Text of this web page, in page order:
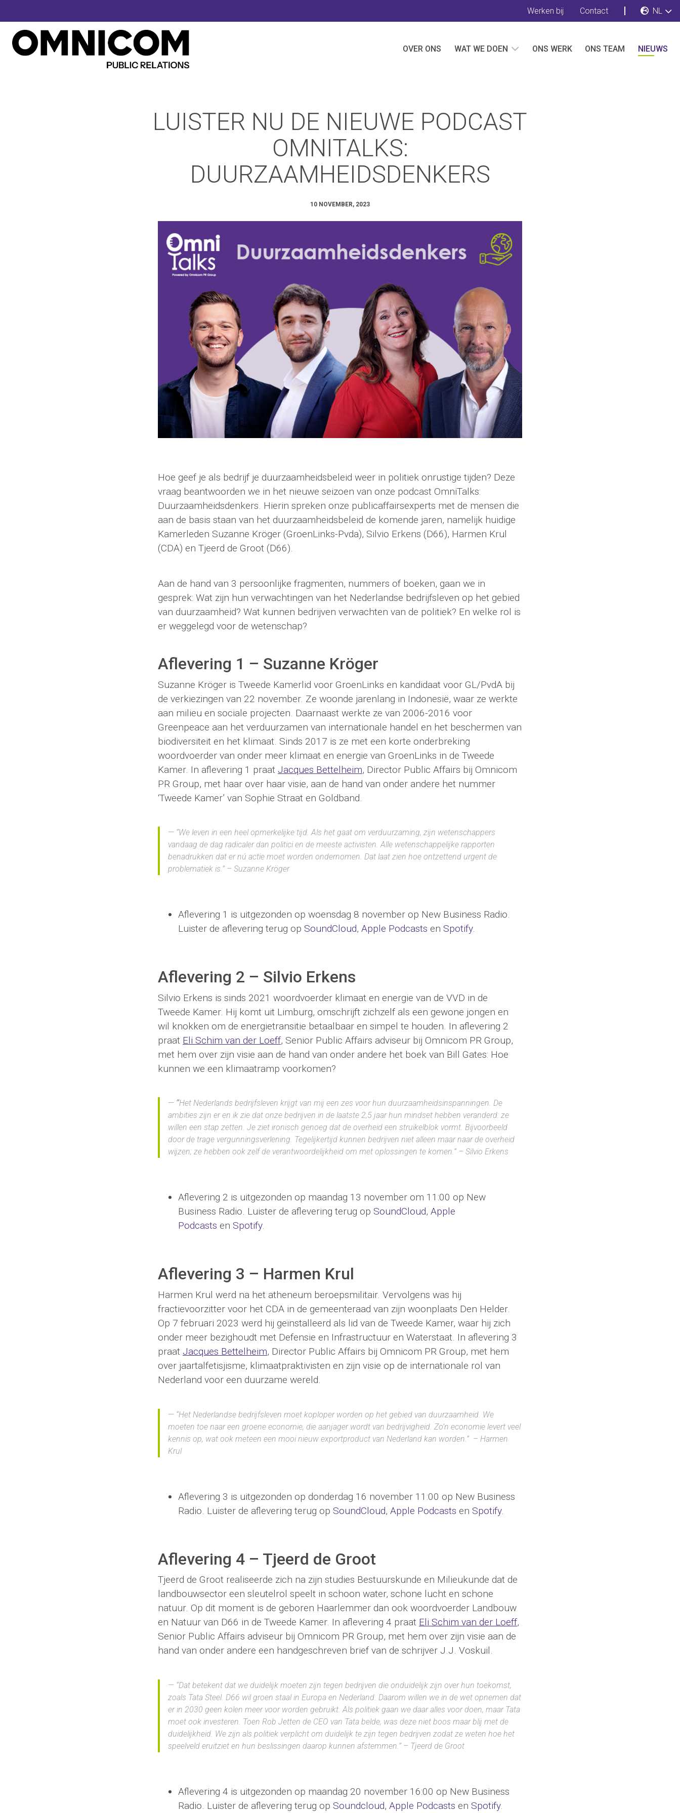
Werken bij Contact NL
OVER ONS WAT WE DOEN ONS WERK ONS TEAM NIEUWS
LUISTER NU DE NIEUWE PODCAST
OMNITALKS:
DUURZAAMHEIDSDENKERS
10 NOVEMBER, 2023
Hoe geef je als bedrijf je duurzaamheidsbeleid weer in politiek onrustige tijden? Deze
vraag beantwoorden we in het nieuwe seizoen van onze podcast OmniTalks:
Duurzaamheidsdenkers. Hierin spreken onze publicaffairsexperts met de mensen die
aan de basis staan van het duurzaamheidsbeleid de komende jaren, namelijk huidige
Kamerleden Suzanne Kröger (GroenLinks-Pvda), Silvio Erkens (D66), Harmen Krul
(CDA) en Tjeerd de Groot (D66).
Aan de hand van 3 persoonlijke fragmenten, nummers of boeken, gaan we in
gesprek: Wat zijn hun verwachtingen van het Nederlandse bedrijfsleven op het gebied
van duurzaamheid? Wat kunnen bedrijven verwachten van de politiek? En welke rol is
er weggelegd voor de wetenschap?
Aflevering 1 – Suzanne Kröger
Suzanne Kröger is Tweede Kamerlid voor GroenLinks en kandidaat voor GL/PvdA bij
de verkiezingen van 22 november. Ze woonde jarenlang in Indonesië, waar ze werkte
aan milieu en sociale projecten. Daarnaast werkte ze van 2006-2016 voor
Greenpeace aan het verduurzamen van internationale handel en het beschermen van
biodiversiteit en het klimaat. Sinds 2017 is ze met een korte onderbreking
woordvoerder van onder meer klimaat en energie van GroenLinks in de Tweede
Kamer. In aflevering 1 praat Jacques Bettelheim, Director Public Affairs bij Omnicom
PR Group, met haar over haar visie, aan de hand van onder andere het nummer
‘Tweede Kamer’ van Sophie Straat en Goldband.
“We leven in een heel opmerkelijke tijd. Als het gaat om verduurzaming, zijn wetenschappers
vandaag de dag radicaler dan politici en de meeste activisten. Alle wetenschappelijke rapporten
benadrukken dat er nú actie moet worden ondernomen. Dat laat zien hoe ontzettend urgent de
problematiek is.” – Suzanne Kröger
Aflevering 1 is uitgezonden op woensdag 8 november op New Business Radio.
Luister de aflevering terug op SoundCloud, Apple Podcasts en Spotify.
Aflevering 2 – Silvio Erkens
Silvio Erkens is sinds 2021 woordvoerder klimaat en energie van de VVD in de
Tweede Kamer. Hij komt uit Limburg, omschrijft zichzelf als een gewone jongen en
wil knokken om de energietransitie betaalbaar en simpel te houden. In aflevering 2
praat Eli Schim van der Loeff, Senior Public Affairs adviseur bij Omnicom PR Group,
met hem over zijn visie aan de hand van onder andere het boek van Bill Gates: Hoe
kunnen we een klimaatramp voorkomen?
“Het Nederlands bedrijfsleven krijgt van mij een zes voor hun duurzaamheidsinspanningen. De
ambities zijn er en ik zie dat onze bedrijven in de laatste 2,5 jaar hun mindset hebben veranderd: ze
willen een stap zetten. Je ziet ironisch genoeg dat de overheid een struikelblok vormt. Bijvoorbeeld
door de trage vergunningsverlening. Tegelijkertijd kunnen bedrijven niet alleen maar naar de overheid
wijzen; ze hebben ook zelf de verantwoordelijkheid om met oplossingen te komen.” – Silvio Erkens
Aflevering 2 is uitgezonden op maandag 13 november om 11:00 op New
Business Radio. Luister de aflevering terug op SoundCloud, Apple
Podcasts en Spotify.
Aflevering 3 – Harmen Krul
Harmen Krul werd na het atheneum beroepsmilitair. Vervolgens was hij
fractievoorzitter voor het CDA in de gemeenteraad van zijn woonplaats Den Helder.
Op 7 februari 2023 werd hij geïnstalleerd als lid van de Tweede Kamer, waar hij zich
onder meer bezighoudt met Defensie en Infrastructuur en Waterstaat. In aflevering 3
praat Jacques Bettelheim, Director Public Affairs bij Omnicom PR Group, met hem
over jaartalfetisjisme, klimaatpraktivisten en zijn visie op de internationale rol van
Nederland voor een duurzame wereld.
“Het Nederlandse bedrijfsleven moet koploper worden op het gebied van duurzaamheid. We
moeten toe naar een groene economie, die aanjager wordt van bedrijvigheid. Zo’n economie levert veel
kennis op, wat ook meteen een mooi nieuw exportproduct van Nederland kan worden.” – Harmen
Krul
Aflevering 3 is uitgezonden op donderdag 16 november 11:00 op New Business
Radio. Luister de aflevering terug op SoundCloud, Apple Podcasts en Spotify.
Aflevering 4 – Tjeerd de Groot
Tjeerd de Groot realiseerde zich na zijn studies Bestuurskunde en Milieukunde dat de
landbouwsector een sleutelrol speelt in schoon water, schone lucht en schone
natuur. Op dit moment is de geboren Haarlemmer dan ook woordvoerder Landbouw
en Natuur van D66 in de Tweede Kamer. In aflevering 4 praat Eli Schim van der Loeff,
Senior Public Affairs adviseur bij Omnicom PR Group, met hem over zijn visie aan de
hand van onder andere een handgeschreven brief van de schrijver J.J. Voskuil.
“Dat betekent dat we duidelijk moeten zijn tegen bedrijven die onduidelijk zijn over hun toekomst,
zoals Tata Steel. D66 wil groen staal in Europa en Nederland. Daarom willen we in de wet opnemen dat
er in 2030 geen kolen meer voor worden gebruikt. Als politiek gaan we daar alles voor doen, maar Tata
moet ook investeren. Toen Rob Jetten de CEO van Tata belde, was deze niet boos maar blij met de
duidelijkheid. We zijn als politiek verplicht om duidelijk te zijn tegen bedrijven zodat ze weten hoe het
speelveld eruitziet en hun beslissingen daarop kunnen afstemmen.” – Tjeerd de Groot
Aflevering 4 is uitgezonden op maandag 20 november 16:00 op New Business
Radio. Luister de aflevering terug op Soundcloud, Apple Podcasts en Spotify.